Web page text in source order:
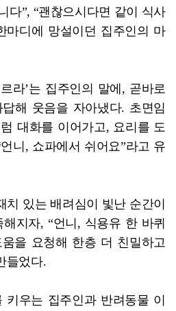
다”, “괜찮으시다면 같이 식사
마디에 망설이던 집주인의 마
라’는 집주인의 말에, 곧바로
해 웃음을 자아냈다. 초면임
대화를 이어가고, 요리를 도
니, 쇼파에서 쉬어요”라고 유
치 있는 배려심이 빛난 순간이
지자, “언니, 식용유 한 바퀴
을 요청해 한층 더 친밀하고
들었다.
키우는 집주인과 반려동물 이